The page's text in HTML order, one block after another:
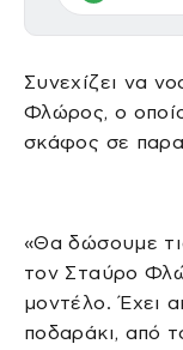
Συνεχίζει να
Φλώρος, ο
σκάφος σε
«Θα δώσουμε
τον Σταύρο
μοντέλο. Έχει
ποδαράκι, από